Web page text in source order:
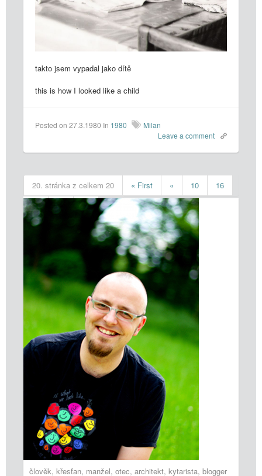
takto jsem vypadal jako dítě
this is how I looked like a child
Posted on 27.3.1980 In 1980
Milan
Leave a comment
20. stránka z celkem 20 « First « 10
16
17
18 19 20
člověk, křesťan, manžel, otec, architekt, kytarista, blogger